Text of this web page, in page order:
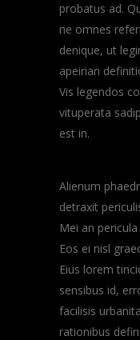
probatus ad.
ne omnes
denique, ut
apeirian
Vis legendos
vituperata
est in.
Alienum
detraxit
Mei an
Eos ei nisl
Eius lorem
sensibus id,
facilisis
rationibus